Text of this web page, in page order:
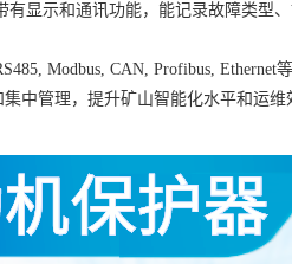
有显示和通讯功能，能记录故障类型
Modbus, CAN, Profibus,
中管理，提升矿山智能化水平和运维